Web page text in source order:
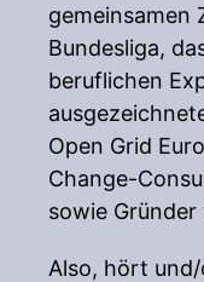
gemeinsamen
Bundesliga,
beruflichen
Open Grid
Change-
sowie Gründer
Also, hört